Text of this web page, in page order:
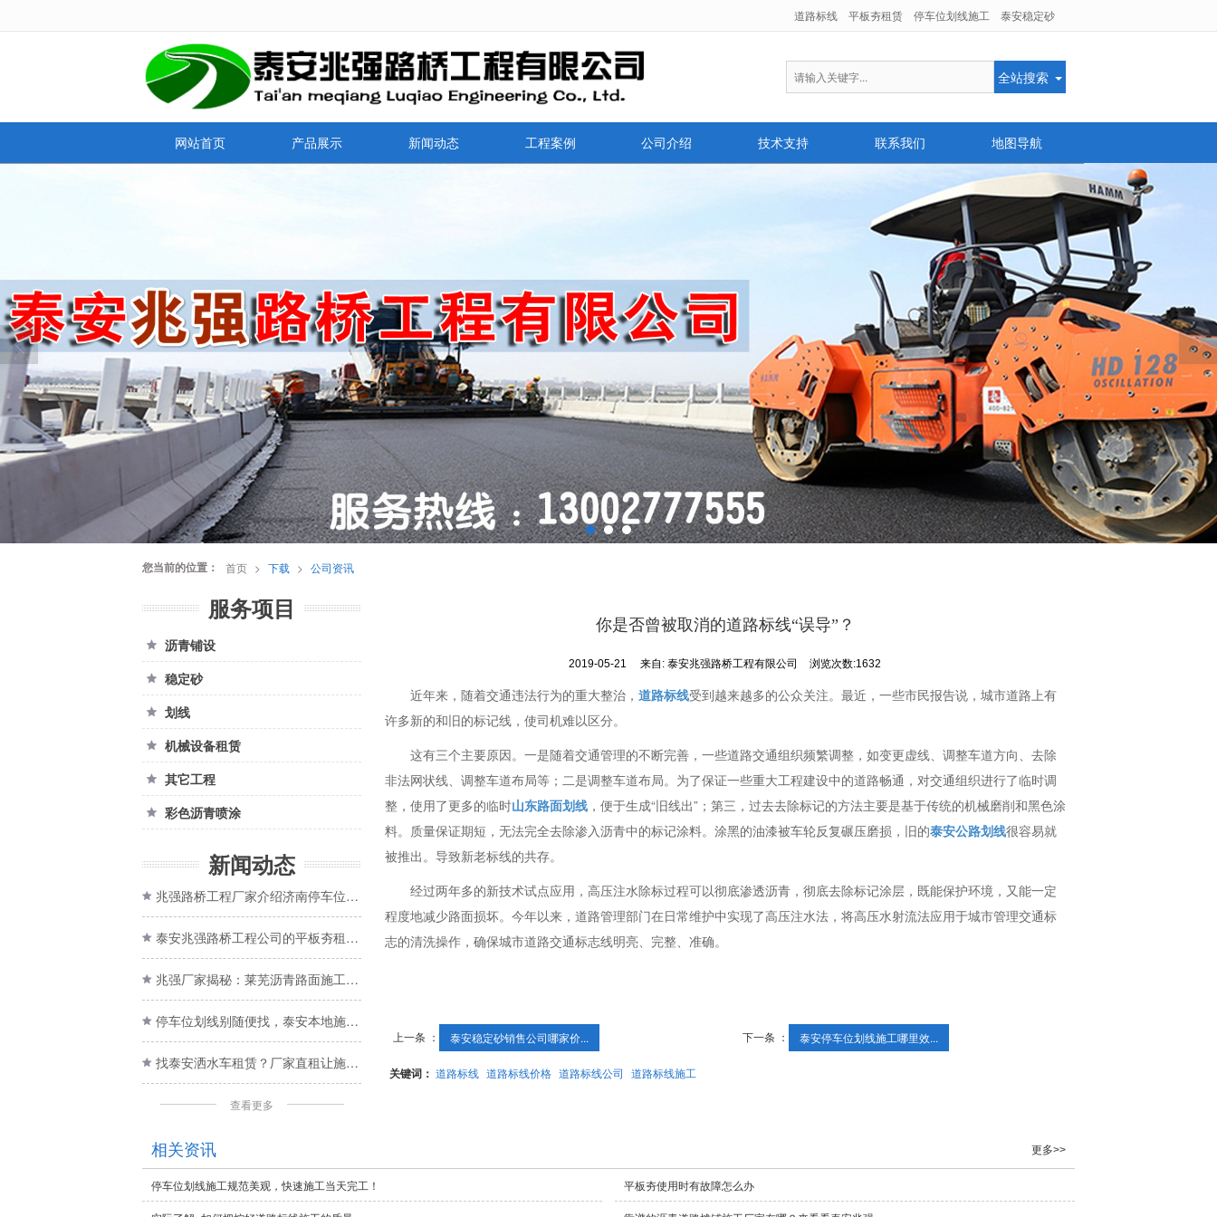
道路标线 平板夯租赁 停车位划线施工 泰安稳定砂
全站搜索
网站首页 产品展示 新闻动态 工程案例 公司介绍 技术支持 联系我们 地图导航
您当前的位置： 首页 > 下载 > 公司资讯
你是否曾被取消的道路标线“误导”？
2019-05-21 来自:泰安兆强路桥工程有限公司 浏览次数:1632
近年来，随着交通违法行为的重大整治， 道路标线受到越来越多的公众关注。最近，一些市民报告说，城市道路上有
许多新的和旧的标记线，使司机难以区分。
这有三个主要原因。一是随着交通管理的不断完善，一些道路交通组织频繁调整，如变更虚线、调整车道方向、去除
非法网状线、调整车道布局等；二是调整车道布局。为了保证一些重大工程建设中的道路畅通，对交通组织进行了临时调
整，使用了更多的临时山东路面划线，便于生成“旧线出”；第三，过去去除标记的方法主要是基于传统的机械磨削和黑色涂
料。质量保证期短，无法完全去除渗入沥青中的标记涂料。涂黑的油漆被车轮反复碾压磨损，旧的泰安公路划线很容易就
被推出。导致新老标线的共存。
经过两年多的新技术试点应用，高压注水除标过程可以彻底渗透沥青，彻底去除标记涂层，既能保护环境，又能一定
程度地减少路面损坏。今年以来，道路管理部门在日常维护中实现了高压注水法，将高压水射流法应用于城市管理交通标
志的清洗操作，确保城市道路交通标志线明亮、完整、准确。
上一条 ： 泰安稳定砂销售公司哪家价... 下一条 ： 泰安停车位划线施工哪里效...
关键词： 道路标线 道路标线价格 道路标线公司 道路标线施工
服务项目
 沥青铺设
 稳定砂
 划线
 机械设备租赁
 其它工程
 彩色沥青喷涂
新闻动态
 兆强路桥工程厂家介绍济南停车位划线施工哪家好？
 泰安兆强路桥工程公司的平板夯租赁靠谱吗
 兆强厂家揭秘：莱芜沥青路面施工哪家服务好？
 停车位划线别随便找，泰安本地施工厂家更靠谱
 找泰安洒水车租赁？厂家直租让施工更省心
查看更多
相关资讯 更多>>
停车位划线施工规范美观，快速施工当天完工！ 平板夯使用时有故障怎么办